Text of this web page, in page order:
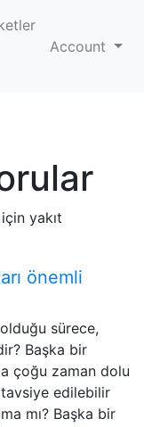
Account
yakıt
önemli
sürece,
Başka bir
çoğu zaman dolu
edilebilir
mı? Başka bir